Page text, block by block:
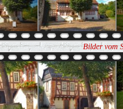
Bilder vom